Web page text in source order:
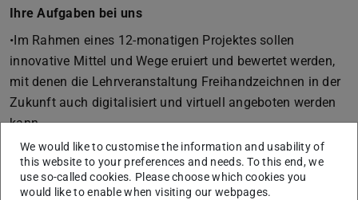
Ihre Aufgaben bei uns
•Im Rahmen eines 12-monatigen Projektes sollen
innovative Mittel und Wege eruiert und bewertet werden,
mit denen die Lehrveranstaltung Freihandzeichnen in der
Zukunft auch digitalisiert und virtuell angeboten werden
kann
•Sie sollen uns dabei unterstützen, verschiedene
Möglichkeiten, Ideen und Konzepte zusammenzutragen,
um mit der Vielzahl an aktuell verfügbaren digitalen
We would like to customise the information and usability of
this website to your preferences and needs. To this end, we
use so-called cookies. Please choose which cookies you
would like to enable when visiting our webpages.